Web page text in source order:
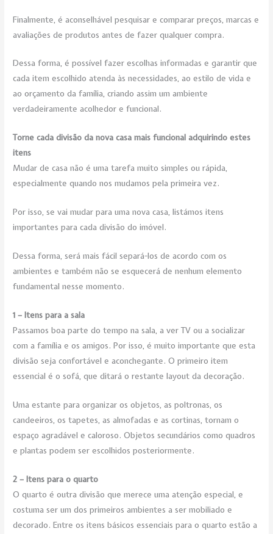
Finalmente, é aconselhável pesquisar e comparar preços, marcas e
avaliações de produtos antes de fazer qualquer compra.
Dessa forma, é possível fazer escolhas informadas e garantir que
cada item escolhido atenda às necessidades, ao estilo de vida e
ao orçamento da família, criando assim um ambiente
verdadeiramente acolhedor e funcional.
Torne cada divisão da nova casa mais funcional adquirindo estes
itens
Mudar de casa não é uma tarefa muito simples ou rápida,
especialmente quando nos mudamos pela primeira vez.
Por isso, se vai mudar para uma nova casa, listámos itens
importantes para cada divisão do imóvel.
Dessa forma, será mais fácil separá-los de acordo com os
ambientes e também não se esquecerá de nenhum elemento
fundamental nesse momento.
1 – Itens para a sala
Passamos boa parte do tempo na sala, a ver TV ou a socializar
com a família e os amigos. Por isso, é muito importante que esta
divisão seja confortável e aconchegante. O primeiro item
essencial é o sofá, que ditará o restante layout da decoração.
Uma estante para organizar os objetos, as poltronas, os
candeeiros, os tapetes, as almofadas e as cortinas, tornam o
espaço agradável e caloroso. Objetos secundários como quadros
e plantas podem ser escolhidos posteriormente.
2 – Itens para o quarto
O quarto é outra divisão que merece uma atenção especial, e
costuma ser um dos primeiros ambientes a ser mobiliado e
decorado. Entre os itens básicos essenciais para o quarto estão a